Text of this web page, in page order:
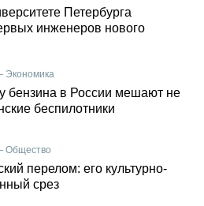
Петербурга
инженеров нового
Экономика
бензина в России мешают не
беспилотники
Общество
перелом: его культурно-
срез